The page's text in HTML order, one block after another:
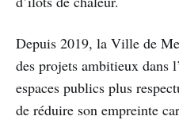
Depuis 2019, la Ville de
des projets ambitieux dans
espaces publics plus
de réduire son empreinte